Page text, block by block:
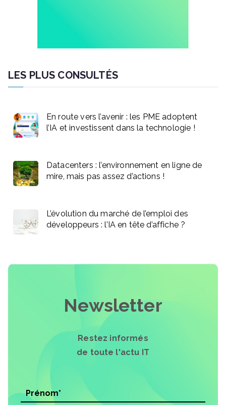
LES PLUS CONSULTÉS
En route vers l’avenir : les PME adoptent
l’IA et investissent dans la technologie !
Datacenters : l’environnement en ligne de
mire, mais pas assez d’actions !
L’évolution du marché de l’emploi des
développeurs : l’IA en tête d’affiche ?
Newsletter
Restez informés
de toute l'actu IT